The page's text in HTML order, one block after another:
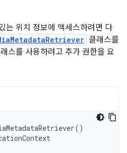
는 위치 정보에 액세스하려면 다
클래스를
스를 사용하려고 추가 권한을 요
()